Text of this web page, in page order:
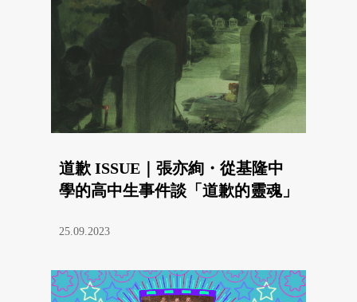
道歉 ISSUE｜張亦絢・從基隆中
學的高中生事件談「道歉的靈魂」
25.09.2023